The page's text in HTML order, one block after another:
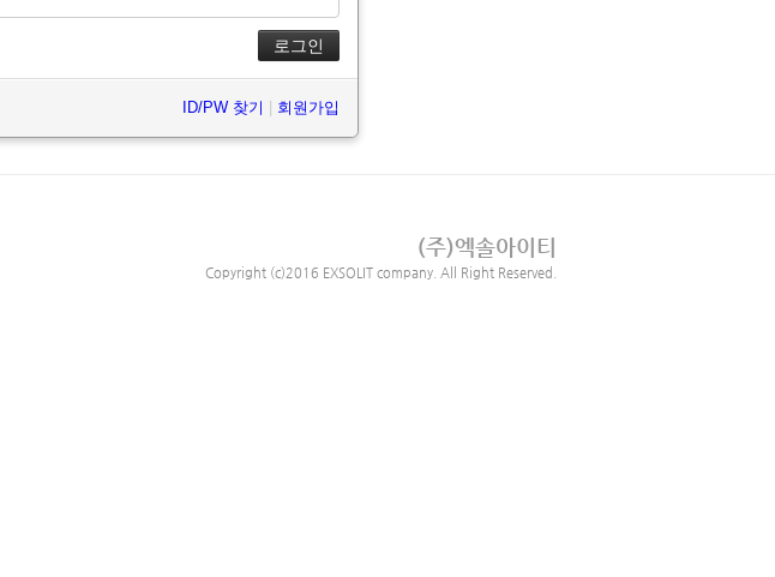
ID/PW 찾기 회원가입
(주)엑솔아이티
Copyright (c)2016 EXSOLIT company. All Right Reserved.